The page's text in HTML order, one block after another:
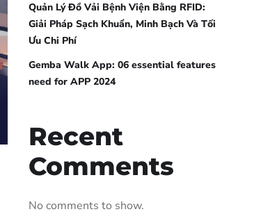
Quản Lý Đồ Vải Bệnh Viện Bằng RFID:
Giải Pháp Sạch Khuẩn, Minh Bạch Và Tối
Ưu Chi Phí
Gemba Walk App: 06 essential features
need for APP 2024
Recent
Comments
No comments to show.